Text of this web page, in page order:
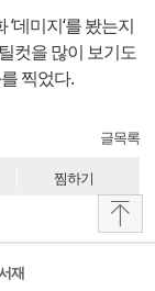
데미지‘를 봤는지
컷을 많이 보기도
찍었다.
글목록
찜하기
재